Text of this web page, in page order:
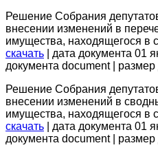
Решение Собрания
внесении изменений в
имущества, находящегося в
скачать | дата документа 01
документа document |
Решение Собрания
внесении изменений в
имущества, находящегося в
скачать | дата документа 01
документа document |